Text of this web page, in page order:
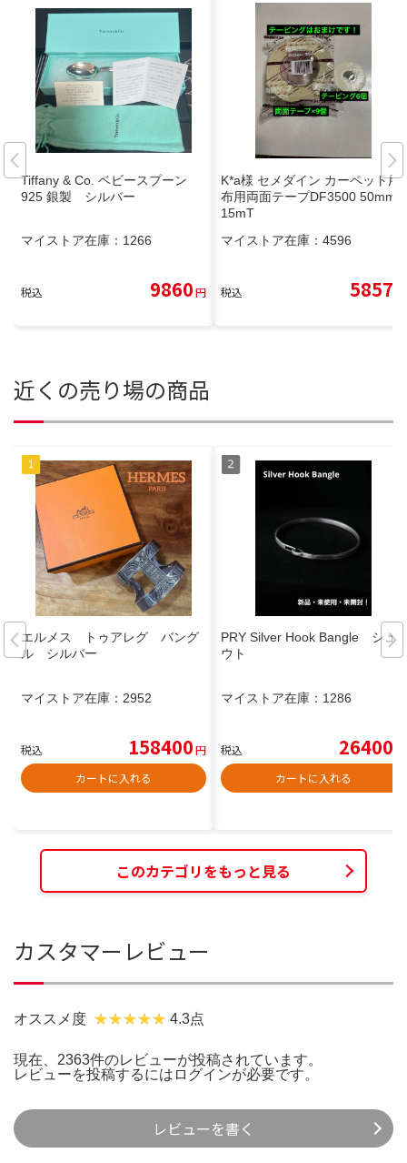
Tiffany & Co. ベビースプーン
925 銀製 シルバー
マイストア在庫： 1266
税込 9860円
K*a様 セメダイン カーペット用
布用両面テープDF3500 50mm×
15mT
マイストア在庫： 4596
税込 5857
近くの売り場の商品
エルメス トゥアレグ バング
ル シルバー
マイストア在庫： 2952
税込 158400円
カートに入れる
PRY Silver Hook Bangle シュ
ウト
マイストア在庫： 1286
税込 26400
カートに入れる
このカテゴリをもっと見る
カスタマーレビュー
オススメ度 4.3点
現在、2363件のレビューが投稿されています。
レビューを投稿するには ログインが必要です。
レビューを書く